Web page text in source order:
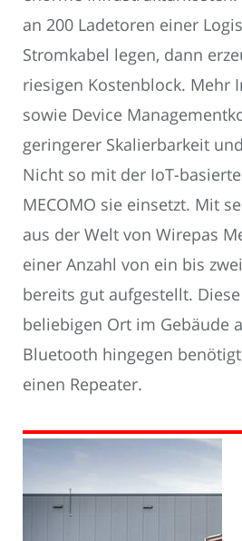
an 200 Ladetoren einer
Stromkabel legen, dann
riesigen Kostenblock. Mehr
sowie Device
geringerer Skalierbarkeit
Nicht so mit der IoT-
MECOMO sie einsetzt. Mit
aus der Welt von Wirepas
einer Anzahl von ein bis
bereits gut aufgestellt.
beliebigen Ort im Gebäude
Bluetooth hingegen
einen Repeater.